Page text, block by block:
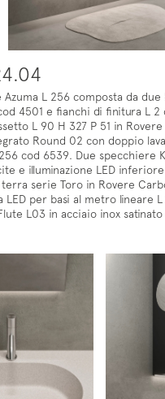
Azuma L 256 composta da
4501 e fianchi di finitura L 2
L 90 H 327 P 51 in
Round 02 con doppio
cod 6539. Due specchiere
e illuminazione LED
serie Toro in Rovere
LED per basi al metro lineare
L03 in acciaio inox satinato